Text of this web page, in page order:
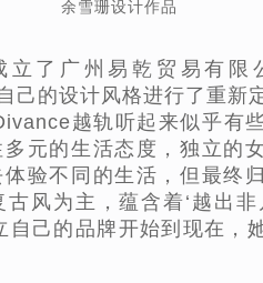
余雪珊设计作品
立了广州易乾贸易有限
己的设计风格进行了重新
越轨听起来似乎有
元的生活态度，独立的
验不同的生活，但最终
风为主，蕴含着‘越出非
自己的品牌开始到现在，